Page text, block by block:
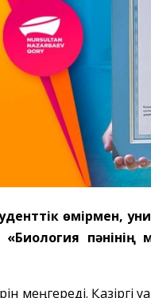
өмірмен,
«Биология
Қазіргі